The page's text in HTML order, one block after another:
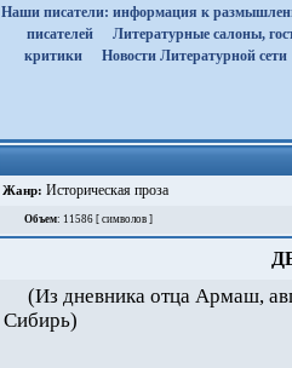
Наши писатели: информация к
писателей
Литературные салоны,
критики
Новости Литературной сети
Жанр: Историческая проза
Объем: 11586 [ символов ]
(Из дневника отца Армаш,
Сибирь)